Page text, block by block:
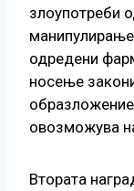
злоупотреби
манипулирање
одредени
носење
овозможува
Втората